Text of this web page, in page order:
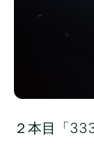
２本目「333